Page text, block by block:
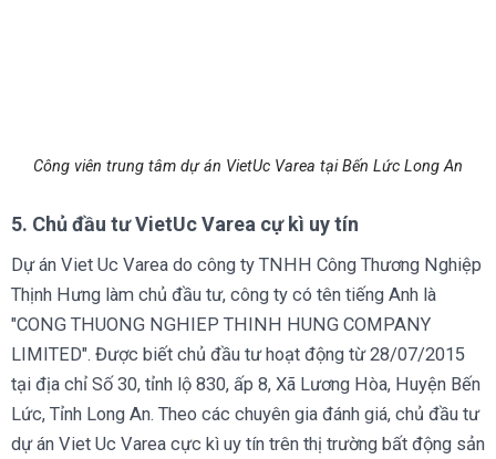
Công viên trung tâm dự án VietUc Varea tại Bến Lức Long An
5. Chủ đầu tư VietUc Varea cự kì uy tín
Dự án Viet Uc Varea do công ty TNHH Công Thương Nghiệp
Thịnh Hưng làm chủ đầu tư, công ty có tên tiếng Anh là
"CONG THUONG NGHIEP THINH HUNG COMPANY
LIMITED". Được biết chủ đầu tư hoạt động từ 28/07/2015
tại địa chỉ Số 30, tỉnh lộ 830, ấp 8, Xã Lương Hòa, Huyện Bến
Lức, Tỉnh Long An. Theo các chuyên gia đánh giá, chủ đầu tư
dự án Viet Uc Varea cực kì uy tín trên thị trường bất động sản